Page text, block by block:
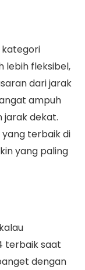
kategori
lebih fleksibel,
dari jarak
ampuh
jarak dekat.
yang terbaik di
yang paling
terbaik saat
dengan